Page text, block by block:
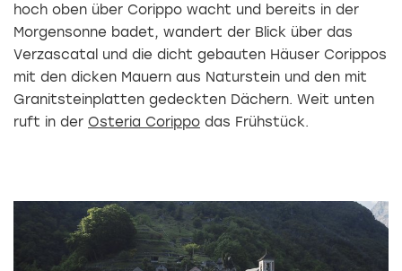
hoch oben über Corippo wacht und bereits in der
Morgensonne badet, wandert der Blick über das
Verzascatal und die dicht gebauten Häuser Corippos
mit den dicken Mauern aus Naturstein und den mit
Granitsteinplatten gedeckten Dächern. Weit unten
ruft in der Osteria Corippo das Frühstück.